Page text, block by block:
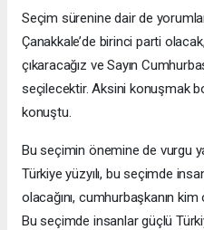
Seçim sürenine dair de
Çanakkale’de birinci parti
çıkaracağız ve Sayın
seçilecektir. Aksini konuşmak
konuştu.
Bu seçimin önemine de vurgu
Türkiye yüzyılı, bu seçimde
olacağını, cumhurbaşkanın
Bu seçimde insanlar güçlü